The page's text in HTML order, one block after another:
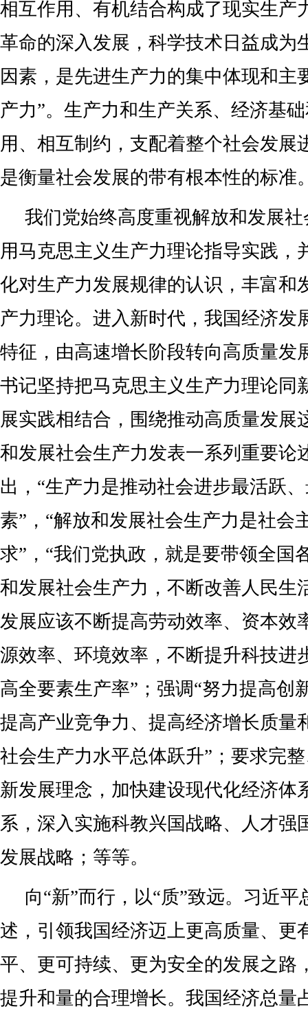
相互作用、有机结合构成了现实生产
革命的深入发展，科学技术日益成为
因素，是先进生产力的集中体现和主
产力”。生产力和生产关系、经济基
用、相互制约，支配着整个社会发展
是衡量社会发展的带有根本性的标准
我们党始终高度重视解放和发展
用马克思主义生产力理论指导实践，
化对生产力发展规律的认识，丰富和
产力理论。进入新时代，我国经济发
特征，由高速增长阶段转向高质量发
书记坚持把马克思主义生产力理论同
展实践相结合，围绕推动高质量发展
和发展社会生产力发表一系列重要论
出，“生产力是推动社会进步最活跃
素”，“解放和发展社会生产力是社会
求”，“我们党执政，就是要带领全国
和发展社会生产力，不断改善人民生
发展应该不断提高劳动效率、资本效
源效率、环境效率，不断提升科技进
高全要素生产率”；强调“努力提高创
提高产业竞争力、提高经济增长质量
社会生产力水平总体跃升”；要求完
新发展理念，加快建设现代化经济体
系，深入实施科教兴国战略、人才强
发展战略；等等。
向“新”而行，以“质”致远。习近
述，引领我国经济迈上更高质量、更
平、更可持续、更为安全的发展之路
提升和量的合理增长。我国经济总量